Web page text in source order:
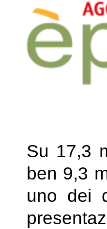
Su 17,3
ben 9,3
uno dei